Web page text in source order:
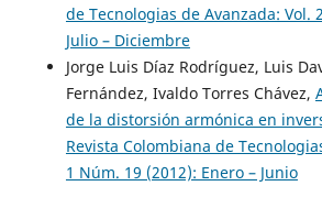
de Tecnologias de Avanzada: Vol.
Julio – Diciembre
Jorge Luis Díaz Rodríguez, Luis
Fernández, Ivaldo Torres Chávez,
de la distorsión armónica en
Revista Colombiana de
1 Núm. 19 (2012): Enero – Junio